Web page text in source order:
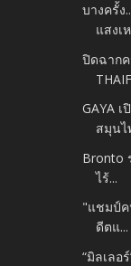
บางครั้ง
แสงเ
ปิดฉากค
GAYA
สมุนไ
Bronto
ไร้...
"แชมป์ค
ดีตแ...
“มิลเลอ